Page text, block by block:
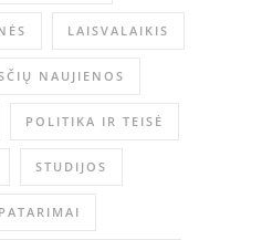
LAISVALAIKIS
NAUJIENOS
POLITIKA IR TEISĖ
STUDIJOS